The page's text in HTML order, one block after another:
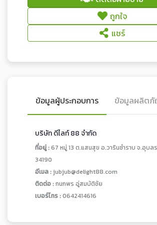
ถูกใจ
แชร์
ข้อมูลผู้ประกอบการ ข้อมูลผลิต
บริษัท ดีไลท์ 88 จำกัด
ที่อยู่ :67 หมู่ 13 ต.แสนสุข อ.วารินชำราบ จ.อุบล
34190
อีเมล : jubjub@delight88.com
ติดต่อ :กนกพร อู่สมบัติชัย
เบอร์โทร :0642414616